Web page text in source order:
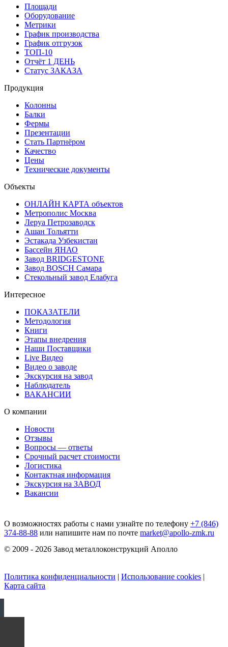
Площади
Оборудование
Метрики
График производства
График отгрузок
ТОП-10
Отчёт 1 ДЕНЬ
Статус ЗАКАЗА
Продукция
Колонны
Балки
Фермы
Презентации
Стать Партнёром
Качество
Цены
Технические документы
Объекты
ОНЛАЙН КАРТА объектов
Метрополис Москва
Леруа Петрозаводск
Ашан Тольятти
Эстакада Узбекистан
Бассейн ЯНАО
Завод BRIDGESTONE
Завод BOSCH Самара
Стекольный завод Елабуга
Интересное
ПОКАЗАТЕЛИ
Методология
Книги
Этапы внедрения
Наши Поставщики
Live Видео
Видео о заводе
Экскурсия на завод
Наблюдатель
ВАКАНСИИ
О компании
Новости
Отзывы
Вопросы — ответы
Срочный расчет стоимости
Логистика
Контактная информация
Экскурсия на ЗАВОД
Вакансии
О возможностях работы с нами узнайте по телефону +7 (846)
374-88-88 или напишите нам по почте market@apollo-zmk.ru
© 2009 - 2026 Завод металлоконструкций Аполло
Политика конфиденциальности Использование cookies
Карта сайта